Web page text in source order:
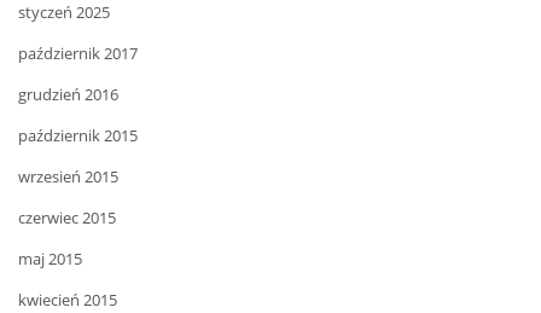
styczeń 2025
październik 2017
grudzień 2016
październik 2015
wrzesień 2015
czerwiec 2015
maj 2015
kwiecień 2015